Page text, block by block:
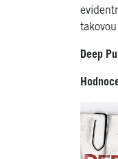
Deep